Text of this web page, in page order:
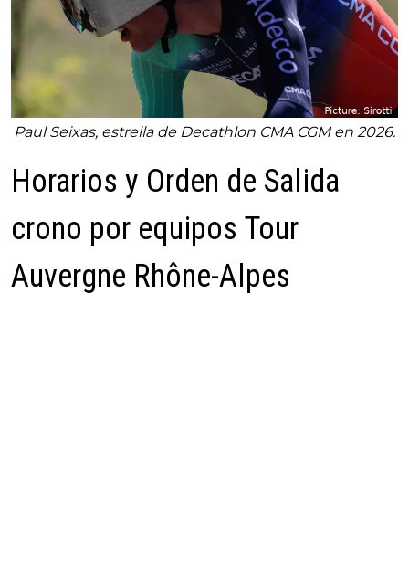
Paul Seixas, estrella de Decathlon CMA CGM en 2026.
Horarios y Orden de Salida
crono por equipos Tour
Auvergne Rhône-Alpes